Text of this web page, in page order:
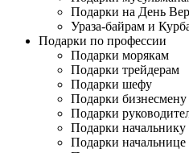
Подарки на День
Ураза-байрам и
Подарки по профессии
Подарки морякам
Подарки трейдерам
Подарки шефу
Подарки бизнесмену
Подарки
Подарки начальнику
Подарки начальнице